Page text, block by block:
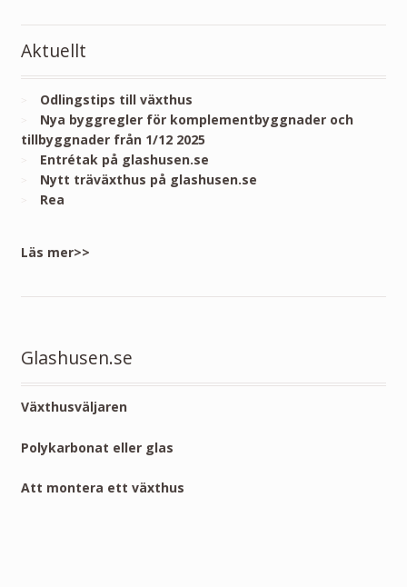
Aktuellt
Odlingstips till växthus
Nya byggregler för komplementbyggnader och
tillbyggnader från 1/12 2025
Entrétak på glashusen.se
Nytt träväxthus på glashusen.se
Rea
Läs mer>>
Glashusen.se
Växthusväljaren
Polykarbonat eller glas
Att montera ett växthus